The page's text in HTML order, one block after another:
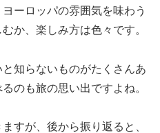
ーロッパの雰囲気を味わう
か、楽しみ方は色々です。
知らないものがたくさんあ
のも旅の思い出ですよね。
すが、後から振り返ると、